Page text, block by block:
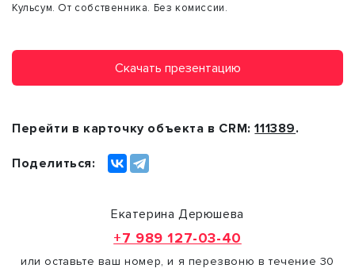
Кульсум. От собственника. Без комиссии.
Скачать презентацию
Перейти в карточку объекта в CRM:111389.
Поделиться:
Екатерина Дерюшева
+7 989 127-03-40
или оставьте ваш номер, и я перезвоню в течение 30